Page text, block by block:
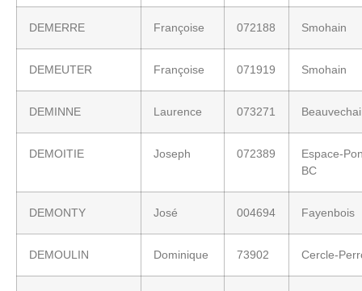
DEMERRE Françoise 072188 Smohain
DEMEUTER Françoise 071919 Smohain
DEMINNE Laurence 073271
DEMOITIE Joseph 072389
Espace-
BC
DEMONTY José 004694 Fayenbois
DEMOULIN Dominique 73902 Cercle-